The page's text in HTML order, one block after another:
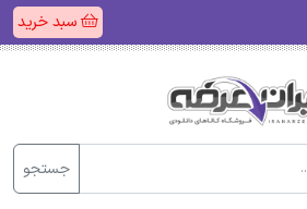
سبد خرید
جستجو